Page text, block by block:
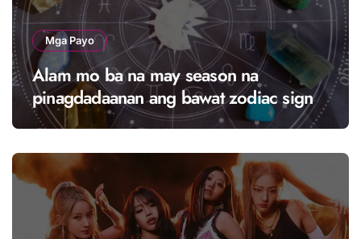
Mga Payo
Alam mo ba na may season na
pinagdadaanan ang bawat zodiac sign,
at ito ay tinatawag na “solar season”?